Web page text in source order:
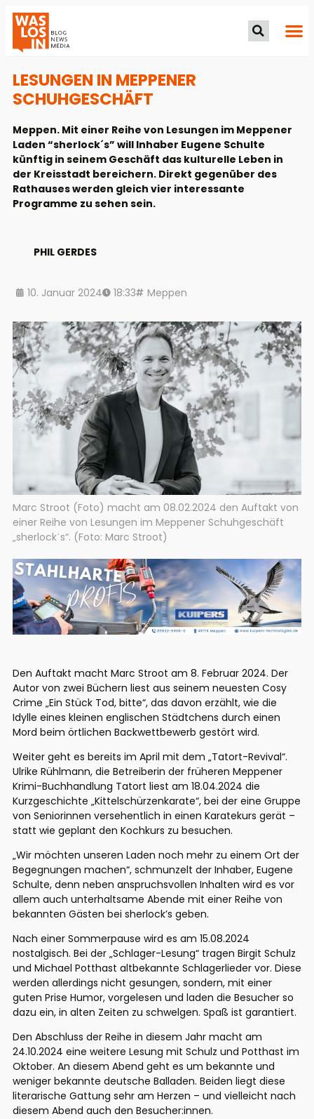
LESUNGEN IN MEPPENER
SCHUHGESCHÄFT
Meppen. Mit einer Reihe von Lesungen im Meppener
Laden “sherlock´s” will Inhaber Eugene Schulte
künftig in seinem Geschäft das kulturelle Leben in
der Kreisstadt bereichern. Direkt gegenüber des
Rathauses werden gleich vier interessante
Programme zu sehen sein.
PHIL GERDES
10. Januar 2024 18:33 Meppen
Marc Stroot (Foto) macht am 08.02.2024 den Auftakt von
einer Reihe von Lesungen im Meppener Schuhgeschäft
„sherlockˋs“. (Foto: Marc Stroot)
Den Auftakt macht Marc Stroot am 8. Februar 2024. Der
Autor von zwei Büchern liest aus seinem neuesten Cosy
Crime „Ein Stück Tod, bitte“, das davon erzählt, wie die
Idylle eines kleinen englischen Städtchens durch einen
Mord beim örtlichen Backwettbewerb gestört wird.
Weiter geht es bereits im April mit dem „Tatort-Revival“.
Ulrike Rühlmann, die Betreiberin der früheren Meppener
Krimi-Buchhandlung Tatort liest am 18.04.2024 die
Kurzgeschichte „Kittelschürzenkarate“, bei der eine Gruppe
von Seniorinnen versehentlich in einen Karatekurs gerät –
statt wie geplant den Kochkurs zu besuchen.
„Wir möchten unseren Laden noch mehr zu einem Ort der
Begegnungen machen“, schmunzelt der Inhaber, Eugene
Schulte, denn neben anspruchsvollen Inhalten wird es vor
allem auch unterhaltsame Abende mit einer Reihe von
bekannten Gästen bei sherlock’s geben.
Nach einer Sommerpause wird es am 15.08.2024
nostalgisch. Bei der „Schlager-Lesung“ tragen Birgit Schulz
und Michael Potthast altbekannte Schlagerlieder vor. Diese
werden allerdings nicht gesungen, sondern, mit einer
guten Prise Humor, vorgelesen und laden die Besucher so
dazu ein, in alten Zeiten zu schwelgen. Spaß ist garantiert.
Den Abschluss der Reihe in diesem Jahr macht am
24.10.2024 eine weitere Lesung mit Schulz und Potthast im
Oktober. An diesem Abend geht es um bekannte und
weniger bekannte deutsche Balladen. Beiden liegt diese
literarische Gattung sehr am Herzen – und vielleicht nach
diesem Abend auch den Besucher:innen.